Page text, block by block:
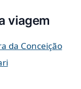
viagem
da Conceição